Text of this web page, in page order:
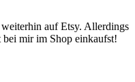
auf Etsy. Allerdings
mir im Shop einkaufst!